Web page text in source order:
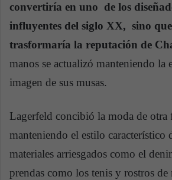
convertiría en uno de los
influyentes del siglo XX, sino
trasformaría la reputación de
manos se actualizó manteniendo la
imagen de sus musas.
Lagerfeld concibió la moda de otra
manteniendo el estilo característico
materiales arriesgados como el
prendas como los tenis y rostros de